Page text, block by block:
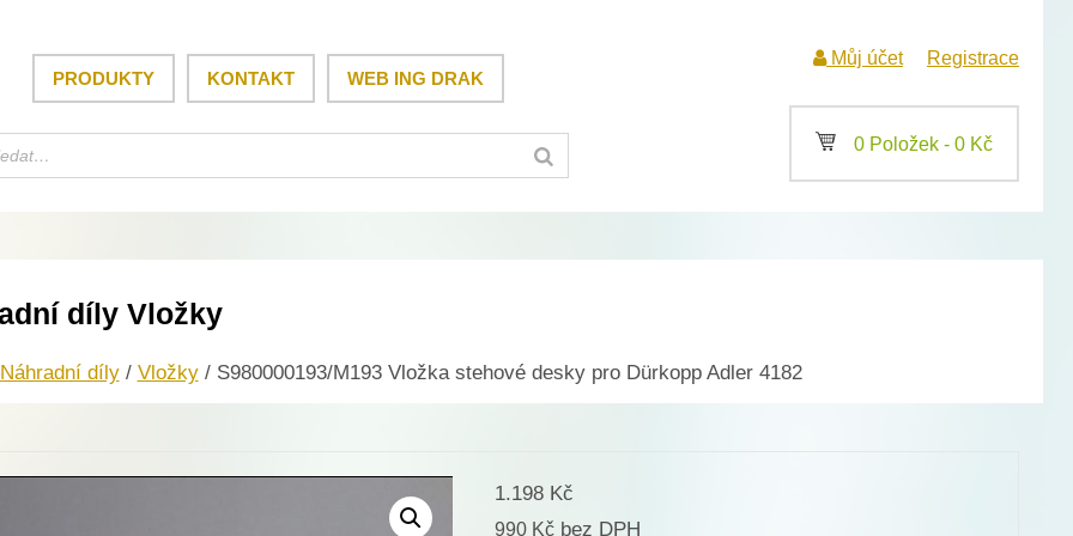
PRODUKTY KONTAKT WEB ING DRAK
Můj účet Registrace
a 0 Položek - 0 Kč
díly Vložky
Náhradní díly/ Vložky/ S980000193/M193 Vložka stehové desky pro Dürkopp Adler 4182
1.198 Kč
990 Kč bez DPH